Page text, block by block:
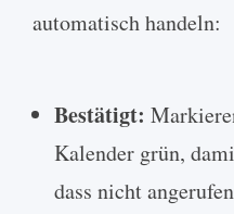
automatisch handeln:
Bestätigt:
Kalender grün,
dass nicht